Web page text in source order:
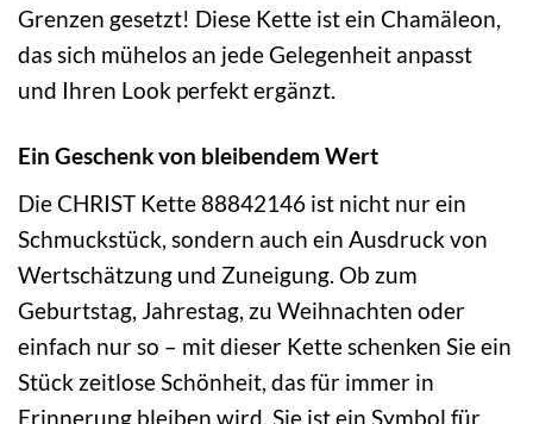
Grenzen gesetzt! Diese Kette ist ein Chamäleon,
das sich mühelos an jede Gelegenheit anpasst
und Ihren Look perfekt ergänzt.
Ein Geschenk von bleibendem Wert
Die CHRIST Kette 88842146 ist nicht nur ein
Schmuckstück, sondern auch ein Ausdruck von
Wertschätzung und Zuneigung. Ob zum
Geburtstag, Jahrestag, zu Weihnachten oder
einfach nur so – mit dieser Kette schenken Sie ein
Stück zeitlose Schönheit, das für immer in
Erinnerung bleiben wird. Sie ist ein Symbol für